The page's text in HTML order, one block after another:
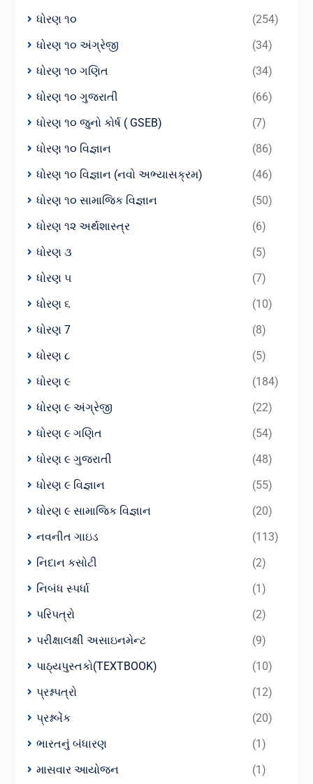
ધોરણ ૧૦
(254)
ધોરણ ૧૦ અંગ્રેજી
(34)
ધોરણ ૧૦ ગણિત
(34)
ધોરણ ૧૦ ગુજરાતી
(66)
ધોરણ ૧૦ જુનો કોર્ષ ( GSEB)
(7)
ધોરણ ૧૦ વિજ્ઞાન
(86)
ધોરણ ૧૦ વિજ્ઞાન (નવો અભ્યાસક્રમ)
(46)
ધોરણ ૧૦ સામાજિક વિજ્ઞાન
(50)
ધોરણ ૧૨ અર્થશાસ્ત્ર
(6)
ધોરણ ૩
(5)
ધોરણ ૫
(7)
ધોરણ ૬
(10)
ધોરણ 7
(8)
ધોરણ ૮
(5)
ધોરણ ૯
(184)
ધોરણ ૯ અંગ્રેજી
(22)
ધોરણ ૯ ગણિત
(54)
ધોરણ ૯ ગુજરાતી
(48)
ધોરણ ૯ વિજ્ઞાન
(55)
ધોરણ ૯ સામાજિક વિજ્ઞાન
(20)
નવનીત ગાઇડ
(113)
નિદાન કસોટી
(2)
નિબંધ સ્પર્ધા
(1)
પરિપત્રો
(2)
પરીક્ષાલક્ષી અસાઇનમેન્ટ
(9)
પાઠ્યપુસ્તકો(TEXTBOOK)
(10)
પ્રશ્નપત્રો
(12)
પ્રશ્નબેંક
(20)
ભારતનું બંધારણ
(1)
માસવાર આયોજન
(1)